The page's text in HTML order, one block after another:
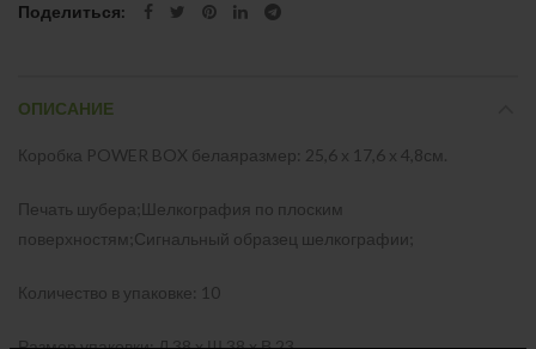
Поделиться
ОПИСАНИЕ
Коробка POWER BOX белаяразмер: 25,6 х 17,6 х 4,8см.
Печать шубера;Шелкография по плоским
поверхностям;Сигнальный образец шелкографии;
Количество в упаковке: 10